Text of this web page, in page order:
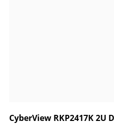
CyberView RKP2417K 2U